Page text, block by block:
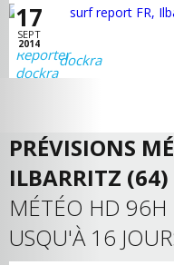
17
SEPT
2014
dockra
PRÉVISIONS
ILBARRITZ (64)
MÉTÉO HD 96H
USQU'À 16